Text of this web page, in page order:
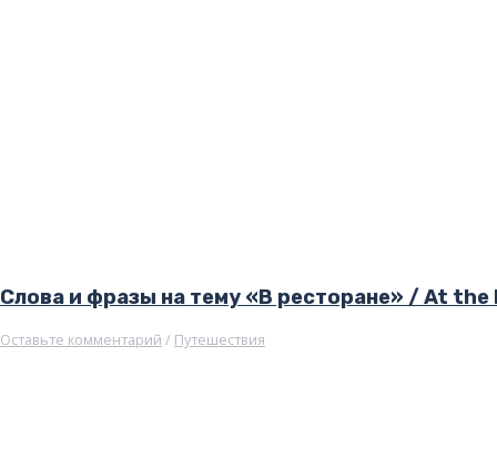
Слова и фразы на тему «В ресторане» / At
Оставьте комментарий / Путешествия